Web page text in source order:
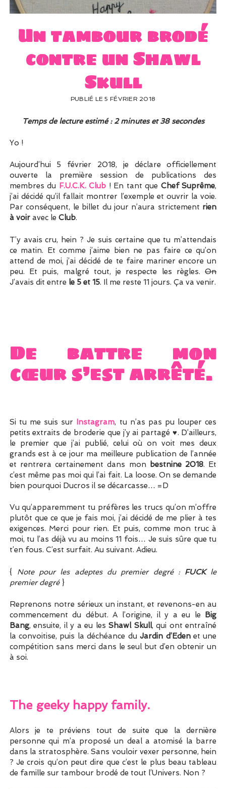
UN PEU DE DÉCO ?
Un tambour brodé
contre un Shawl
Skull
PUBLIÉ LE 5 FÉVRIER 2018
Temps de lecture estimé : 2 minutes et 38 secondes
Yo !
Aujourd’hui 5 février 2018, je déclare officiellement
ouverte la première session de publications des
membres du F.U.C.K. Club ! En tant que Chef Suprême,
j’ai décidé qu’il fallait montrer l’exemple et ouvrir la voie.
Par conséquent, le billet du jour n’aura strictement rien
à voiravec le Club.
T’y avais cru, hein ? Je suis certaine que tu m’attendais
ce matin. Et comme j’aime bien ne pas faire ce qu’on
attend de moi, j’ai décidé de te faire mariner encore un
peu. Et puis, malgré tout, je respecte les règles.On
J’avais dit entre le 5 et 15. Il me reste 11 jours. Ça va venir.
De battre mon
cœur s’est arrêté.
Si tu me suis sur Instagram, tu n’as pas pu louper ces
petits extraits de broderie que j’y ai partagé ♥. D’ailleurs,
le premier que j’ai publié, celui où on voit mes deux
grands est à ce jour ma meilleure publication de l’année
et rentrera certainement dans mon bestnine 2018. Et
c’est même pas moi qui l’ai fait. La loose. On se demande
bien pourquoi Ducros il se décarcasse… =D
Vu qu’apparemment tu préfères les trucs qu’on m’offre
plutôt que ce que je fais moi, j’ai décidé de me plier à tes
exigences. Merci pour rien. Et puis, comme mon truc à
moi, tu l’as déjà vu au moins 11 fois… Je suis sûre que tu
t’en fous. C’est surfait. Au suivant. Adieu.
{ Note pour les adeptes du premier degré : FUCKle
premier degré}
Reprenons notre sérieux un instant, et revenons-en au
commencement du début. A l’origine, il y a eu le Big
Bang, ensuite, il y a eu lesShawl Skull, qui ont entraîné
la convoitise, puis la déchéance duJardin d’Edenet une
compétition sans merci dans le seul but d’en obtenir un
à soi.
The geeky happy family.
Alors je te préviens tout de suite que la dernière
personne qui m’a proposé un deal a atomisé la barre
dans la stratosphère. Sans vouloir vexer personne, hein
? Je crois qu’on peut dire que c’est le plus beau tableau
de famille sur tambour brodé de tout l’Univers. Non ?